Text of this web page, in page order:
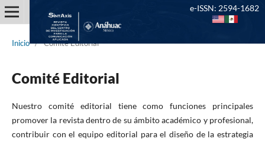
Inicio / Comité Editorial
Comité Editorial
Nuestro comité editorial tiene como funciones principales
promover la revista dentro de su ámbito académico y profesional,
contribuir con el equipo editorial para el diseño de la estrategia
e-ISSN: 2594-1682